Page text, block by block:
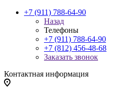
+7 (911) 788-64-90
Назад
Телефоны
+7 (911) 788-64-90
+7 (812) 456-48-68
Заказать звонок
Контактная информация